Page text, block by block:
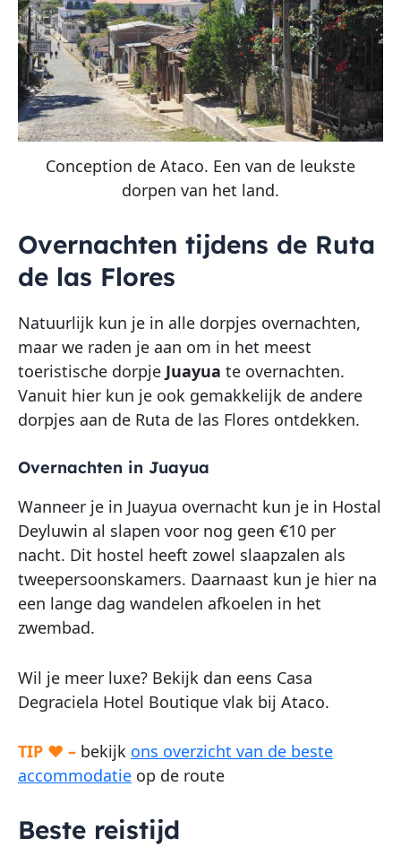
Conception de Ataco. Een van de leukste
dorpen van het land.
Overnachten tijdens de Ruta
de las Flores
Natuurlijk kun je in alle dorpjes overnachten,
maar we raden je aan om in het meest
toeristische dorpje Juayua te overnachten.
Vanuit hier kun je ook gemakkelijk de andere
dorpjes aan de Ruta de las Flores ontdekken.
Overnachten in Juayua
Wanneer je in Juayua overnacht kun je in Hostal
Deyluwin al slapen voor nog geen €10 per
nacht. Dit hostel heeft zowel slaapzalen als
tweepersoonskamers. Daarnaast kun je hier na
een lange dag wandelen afkoelen in het
zwembad.
Wil je meer luxe? Bekijk dan eens Casa
Degraciela Hotel Boutique vlak bij Ataco.
TIP ♥ – bekijk ons overzicht van de beste
accommodatie op de route
Beste reistijd